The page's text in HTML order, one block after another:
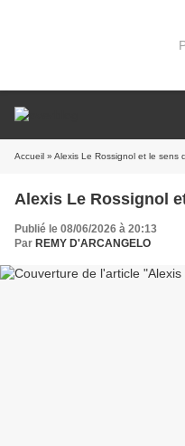
Accueil » Alexis Le Rossignol et le sens
Alexis Le Rossignol
Publié le 08/06/2026 à 20:13
Par REMY D'ARCANGELO